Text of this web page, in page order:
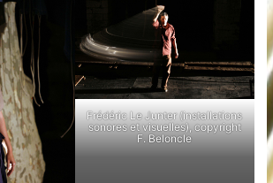
Frédéric Le Junter (installations
sonores et visuelles), copyright
F. Beloncle